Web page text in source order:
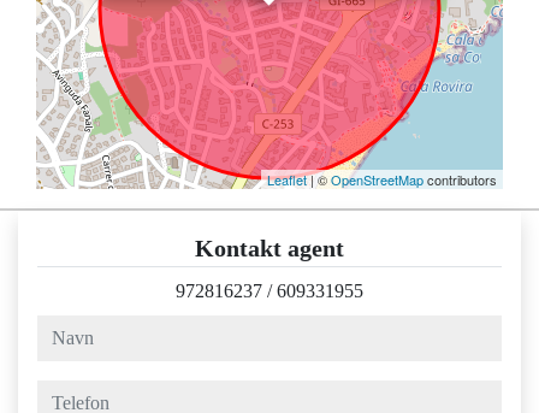
Leaflet| ©OpenStreetMapcontributors
Kontakt agent
972816237 /609331955
navn
telefon